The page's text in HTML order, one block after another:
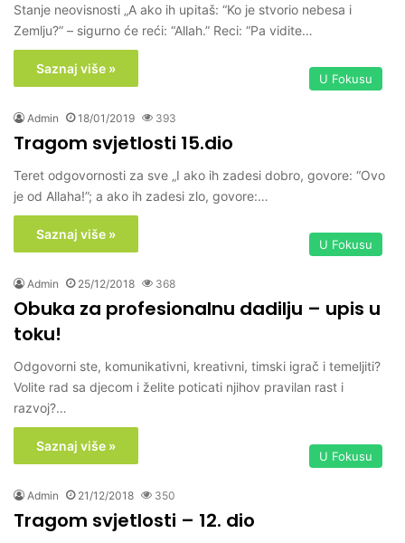
Stanje neovisnosti „A ako ih upitaš: “Ko je stvorio nebesa i
Zemlju?” – sigurno će reći: “Allah.” Reci: “Pa vidite…
Saznaj više »
U Fokusu
Admin 18/01/2019 393
Tragom svjetlosti 15.dio
Teret odgovornosti za sve „I ako ih zadesi dobro, govore: “Ovo
je od Allaha!”; a ako ih zadesi zlo, govore:…
Saznaj više »
U Fokusu
Admin 25/12/2018 368
Obuka za profesionalnu dadilju – upis u
toku!
Odgovorni ste, komunikativni, kreativni, timski igrač i temeljiti?
Volite rad sa djecom i želite poticati njihov pravilan rast i
razvoj?…
Saznaj više »
U Fokusu
Admin 21/12/2018 350
Tragom svjetlosti – 12. dio